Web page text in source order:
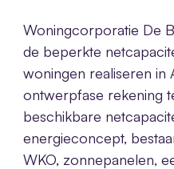
Woningcorporatie De
de beperkte
woningen realiseren in
ontwerpfase rekening
beschikbare
energieconcept,
WKO, zonnepanelen,